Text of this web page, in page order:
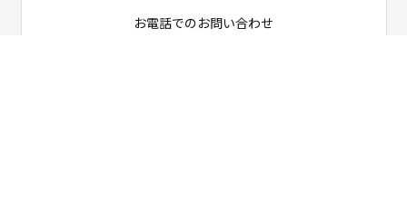
お電話でのお問い合わせ